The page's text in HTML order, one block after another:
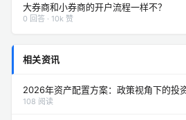
大券商和小券商的开户流程一样不？
0 回答 · 10k 赞
相关资讯
2026年资产配置方案：政策视角下的投
108 阅读